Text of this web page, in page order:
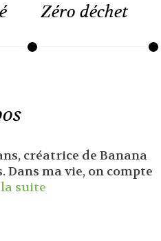
Zéro déchet
créatrice de Banana
Dans ma vie, on compte
suite